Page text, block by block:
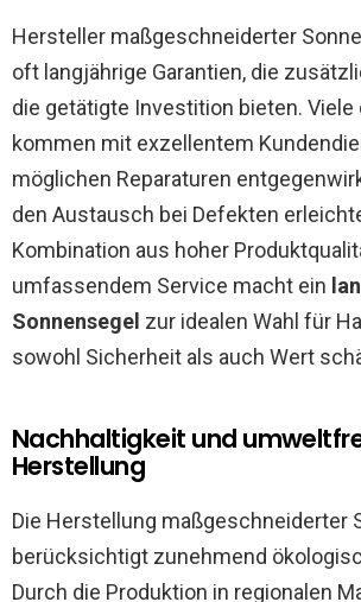
Hersteller maßgeschneiderter
oft langjährige Garantien, die
die getätigte Investition bieten. Viele
kommen mit exzellentem
möglichen Reparaturen
den Austausch bei Defekten
Kombination aus hoher
umfassendem Service macht ein
Sonnensegel zur idealen Wahl für
sowohl Sicherheit als auch Wert
Nachhaltigkeit und
Herstellung
Die Herstellung maßgeschneiderter
berücksichtigt zunehmend
Durch die Produktion in regionalen